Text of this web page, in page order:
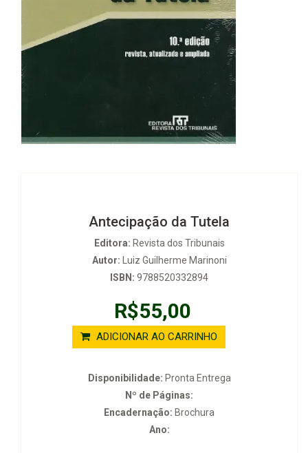
Antecipação da Tutela
Editora: Revista dos Tribunais
Autor: Luiz Guilherme Marinoni
ISBN: 9788520332894
R$55,00
ADICIONAR AO CARRINHO
Disponibilidade: Pronta Entrega
Nº de Páginas:
Encadernação: Brochura
Ano: